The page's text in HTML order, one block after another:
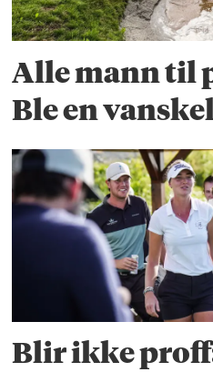
Alle mann til
Ble en
Blir ikke